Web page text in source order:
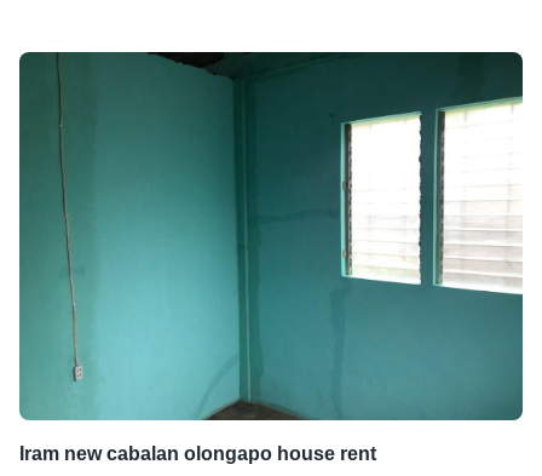
こだわり条件
エアコンつき
プールつき
ジムあり
Wifi完備
コンシェルジュ
Iram new cabalan olongapo house rent